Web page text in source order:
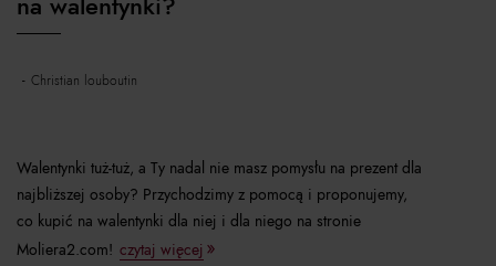
christian louboutin
Walentynki tuż-tuż, a Ty nadal nie masz pomysłu na prezent dla
najbliższej osoby? Przychodzimy z pomocą i proponujemy,
co kupić na walentynki dla niej i dla niego na stronie
Moliera2.com! czytaj więcej